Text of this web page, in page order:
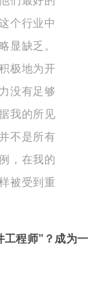
个行业中
显缺乏。
极地为开
没有足够
我的所见
不是所有
，在我的
被受到重
工程师”？成为一